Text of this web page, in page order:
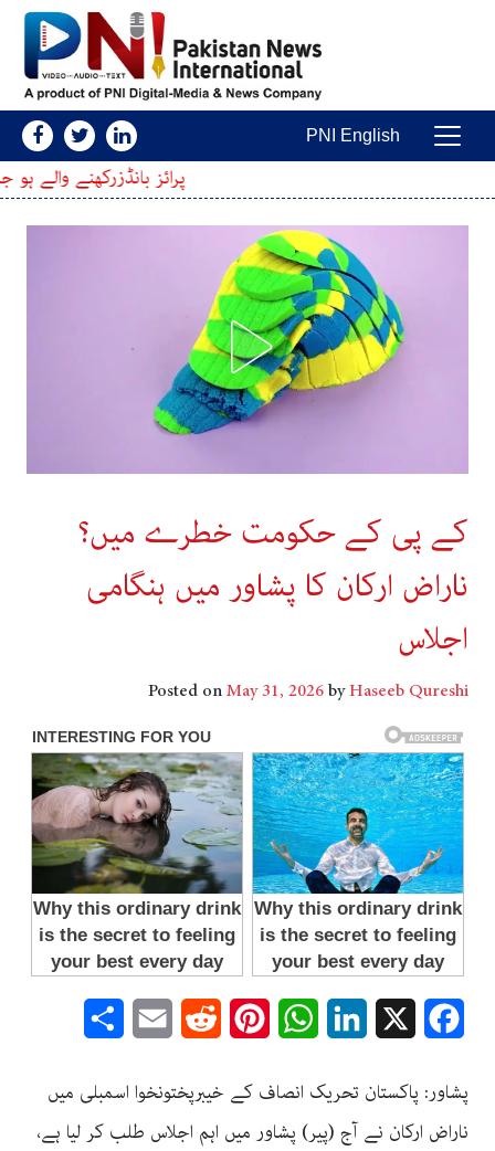
Main Navigation
PNI English
پرائز بانڈزرکھنے والے ہو جائیں خبردار !
کے پی کے حکومت خطرے میں؟
ناراض ارکان کا پشاور میں ہنگامی
اجلاس
Posted onMay 31, 2026byHaseeb Qureshi
Facebook
LinkedIn
WhatsApp
Pinterest
Reddit
Email
پشاور: پاکستان تحریک انصاف کے خیبرپختونخوا اسمبلی میں
ناراض ارکان نے آج (پیر) پشاور میں اہم اجلاس طلب کر لیا ہے،